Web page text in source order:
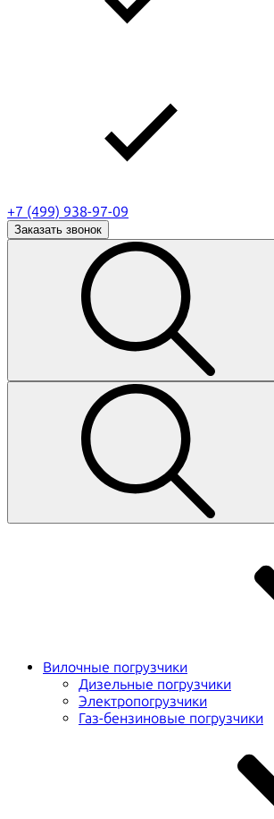
+7 (499) 938-97-09
Заказать звонок
Вилочные погрузчики
Дизельные погрузчики
Электропогрузчики
Газ-бензиновые погрузчики